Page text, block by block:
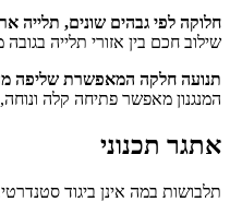
חלוקה לפי גבהים שונים, תלייה
שילוב חכם בין אזורי תלייה
תנועה חלקה המאפשרת שליפה
המנגנון מאפשר פתיחה קלה
אתגר תכנוני
תלבושות במה אינן ביגוד